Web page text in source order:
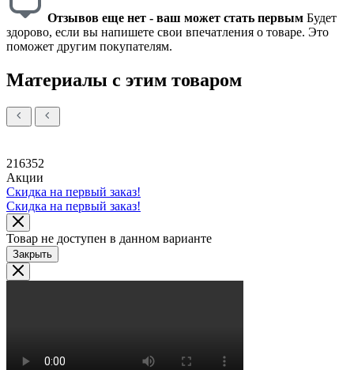
Отзывов еще нет - ваш может стать первым Будет
здорово, если вы напишете свои впечатления о товаре. Это
поможет другим покупателям.
Материалы с этим товаром
216352
Акции
Скидка на первый заказ!
Скидка на первый заказ!
Товар не доступен в данном варианте
Закрыть